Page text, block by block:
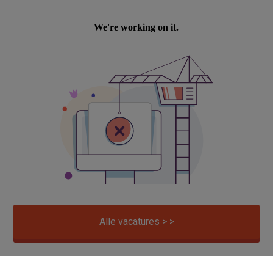
Alle vacatures > >